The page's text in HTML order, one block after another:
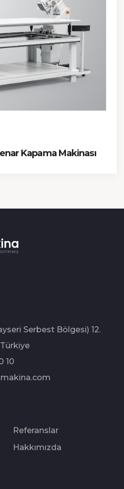
Kapama Makinası
Serbest Bölgesi) 12.⁠
10
Referanslar
Hakkımızda